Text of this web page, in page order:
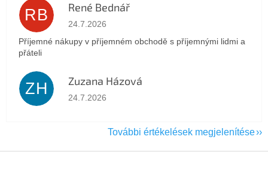
RB René Bednář
Az áruház értékelése 5-ből 5 csillag.
24.7.2026
Příjemné nákupy v příjemném obchodě s příjemnými lidmi a
přáteli
ZH Zuzana Házová
Az áruház értékelése 5-ből 5 csillag.
24.7.2026
További értékelések megjelenítése